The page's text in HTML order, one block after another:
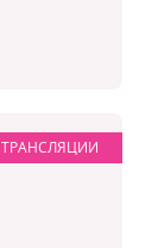
ТРАНСЛЯЦИИ